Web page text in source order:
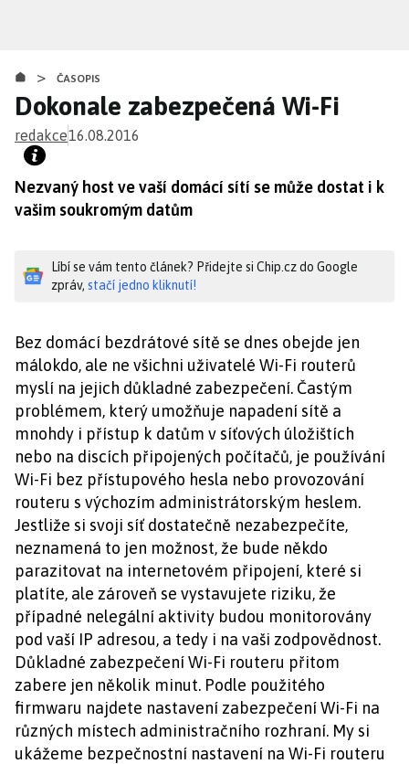
obsahu
> ČASOPIS
Dokonale zabezpečená Wi-Fi
redakce16.08.2016
Nezvaný host ve vaší domácí sítí se může dostat i k
vašim soukromým datům
Líbí se vám tento článek? Přidejte si Chip.cz do Google
zpráv, stačí jedno kliknutí!
Bez domácí bezdrátové sítě se dnes obejde jen
málokdo, ale ne všichni uživatelé Wi-Fi routerů
myslí na jejich důkladné zabezpečení. Častým
problémem, který umožňuje napadení sítě a
mnohdy i přístup k datům v síťových úložištích
nebo na discích připojených počítačů, je používání
Wi-Fi bez přístupového hesla nebo provozování
routeru s výchozím administrátorským heslem.
Jestliže si svoji síť dostatečně nezabezpečíte,
neznamená to jen možnost, že bude někdo
parazitovat na internetovém připojení, které si
platíte, ale zároveň se vystavujete riziku, že
případné nelegální aktivity budou monitorovány
pod vaší IP adresou, a tedy i na vaši zodpovědnost.
Důkladné zabezpečení Wi-Fi routeru přitom
zabere jen několik minut. Podle použitého
firmwaru najdete nastavení zabezpečení Wi-Fi na
různých místech administračního rozhraní. My si
ukážeme bezpečnostní nastavení na Wi-Fi routeru